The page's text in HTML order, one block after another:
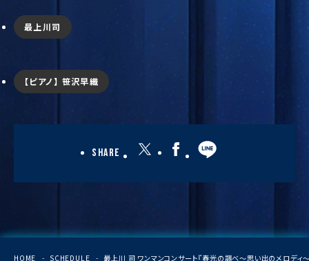
最上川司
【ピアノ】 笹沢早織
Share
HOME SCHEDULE 最上川 司 ワンマンコンサート『春光の調べ〜思い出のメロディ